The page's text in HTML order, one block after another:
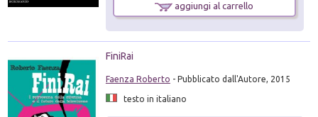
aggiungi al carrello
FiniRai
Faenza Roberto - Pubblicato dall'Autore, 2015
testo in italiano